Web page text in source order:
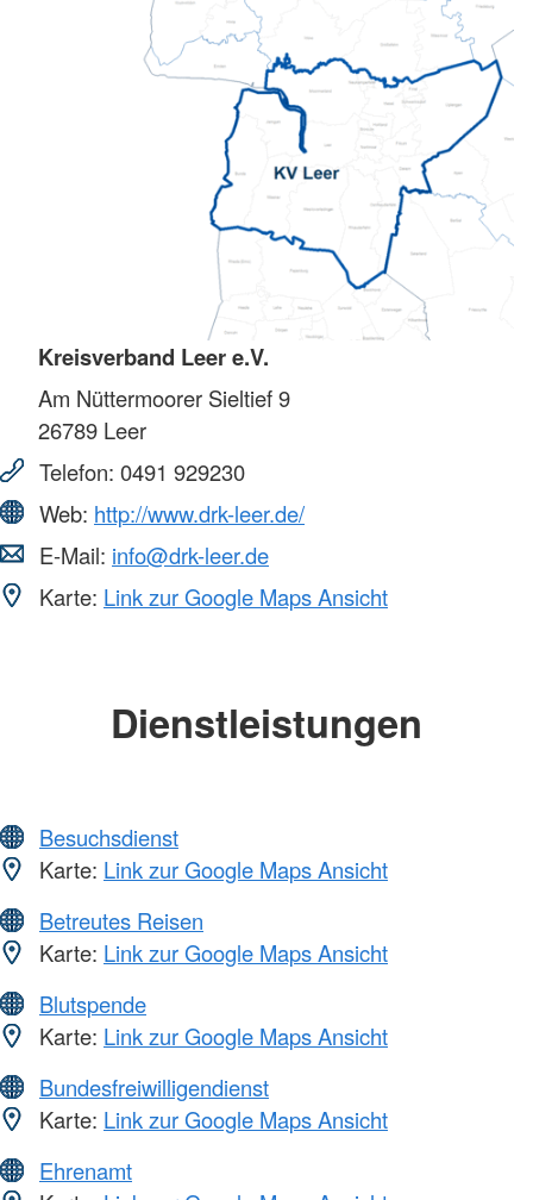
Kreisverband Leer e.V.
Am Nüttermoorer Sieltief 9
26789 Leer
Telefon: 0491 929230
Web: http://www.drk-leer.de/
E-Mail: info@drk-leer.de
Karte: Link zur Google Maps Ansicht
Dienstleistungen
Besuchsdienst
Karte: Link zur Google Maps Ansicht
Betreutes Reisen
Karte: Link zur Google Maps Ansicht
Blutspende
Karte: Link zur Google Maps Ansicht
Bundesfreiwilligendienst
Karte: Link zur Google Maps Ansicht
Ehrenamt